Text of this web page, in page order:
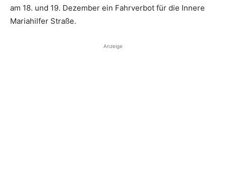
am 18. und 19. Dezember ein Fahrverbot für die Innere
Mariahilfer Straße.
Anzeige